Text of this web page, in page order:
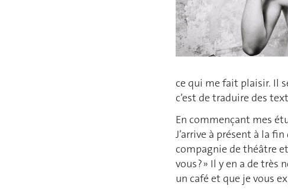
ce qui me fait plaisir. Il
c’est de traduire des
En commençant mes
J’arrive à présent à la
compagnie de théâtre
vous ? » Il y en a de
un café et que je vous